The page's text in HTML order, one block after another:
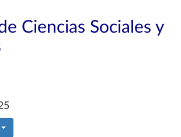
Ciencias Sociales y